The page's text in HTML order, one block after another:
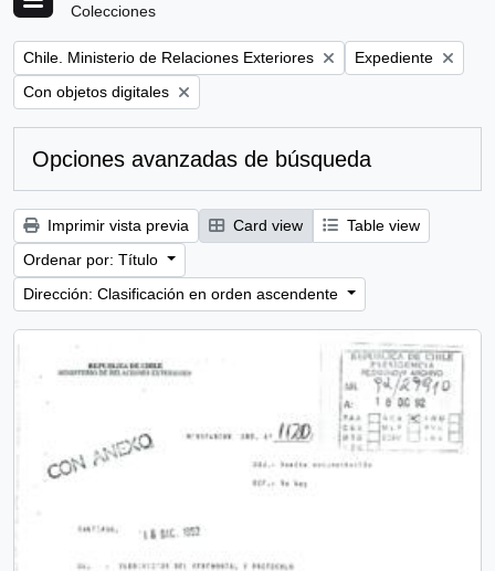
Colecciones
Remove filter:
Chile. Ministerio de Relaciones Exteriores Remove filter:
Expediente
Remove filter:
Con objetos digitales
Opciones avanzadas de búsqueda
Imprimir vista previa Card view
Table view
Ordenar por: Título
Dirección: Clasificación en orden ascendente